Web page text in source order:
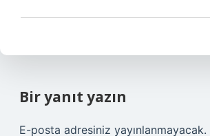
Bir yanıt yazın
E-posta adresiniz yayınlanmayacak.